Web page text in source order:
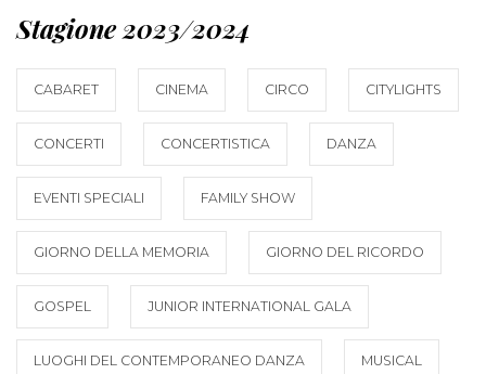
Stagione 2023/2024
CABARET CINEMA CIRCO CITYLIGHTS
CONCERTI CONCERTISTICA DANZA
EVENTI SPECIALI FAMILY SHOW
GIORNO DELLA MEMORIA GIORNO DEL RICORDO
GOSPEL JUNIOR INTERNATIONAL GALA
LUOGHI DEL CONTEMPORANEO DANZA MUSICAL